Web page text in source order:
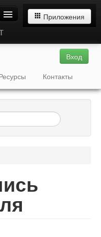
Приложения
Вход
Контакты